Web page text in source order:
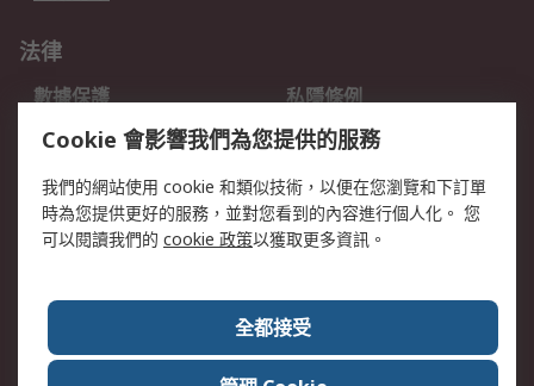
法律
數據保護
私隱條例
網站條款
郵件安全
關於RS
全球辦事處
加入我們
關於RS
Cookie 會影響我們為您提供的服務
我們的網站使用 cookie 和類似技術，以便在您瀏覽和下訂單
時為您提供更好的服務，並對您看到的內容進行個人化。 您
可以閱讀我們的 cookie 政策以獲取更多資訊。
全都接受